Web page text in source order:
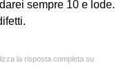
sempre 10 e lode.
la risposta completa su